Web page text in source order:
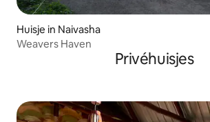
Huisje in Naivasha
Weavers Haven
Privéhuisjes